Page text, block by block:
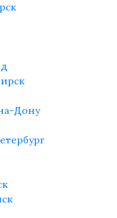
Дону